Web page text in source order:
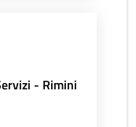
- Rimini